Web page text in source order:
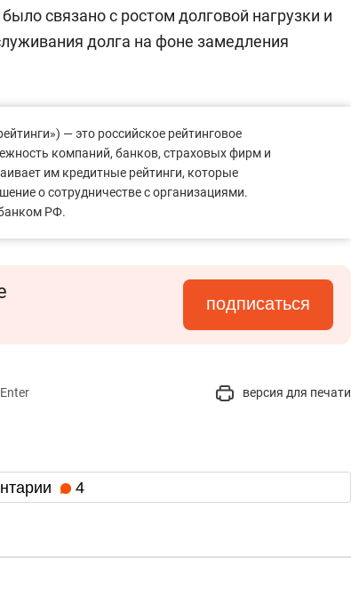
связано с ростом долговой нагрузки и
долга на фоне замедления
— это российское рейтинговое
компаний, банков, страховых фирм и
им кредитные рейтинги, которые
о сотрудничестве с организациями.
РФ.
подписаться
версия для печати
4